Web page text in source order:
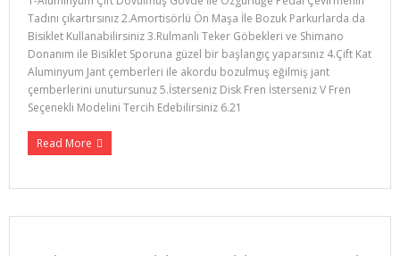
Tadını çıkartırsınız 2.Amortisörlü Ön Maşa İle Bozuk Parkurlarda da
Bisiklet Kullanabilirsiniz 3.Rulmanlı Teker Göbekleri ve Shimano
Donanım ile Bisiklet Sporuna güzel bir başlangıç yaparsınız 4.Çift Kat
Aluminyum Jant çemberleri ile akordu bozulmuş eğilmiş jant
çemberlerini unutursunuz 5.İsterseniz Disk Fren İsterseniz V Fren
Seçenekli Modelini Tercih Edebilirsiniz 6.21
Read More